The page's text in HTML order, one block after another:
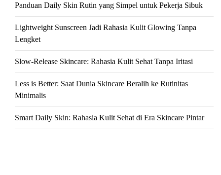
Panduan Daily Skin Rutin yang Simpel untuk Pekerja Sibuk
Lightweight Sunscreen Jadi Rahasia Kulit Glowing Tanpa
Lengket
Slow-Release Skincare: Rahasia Kulit Sehat Tanpa Iritasi
Less is Better: Saat Dunia Skincare Beralih ke Rutinitas
Minimalis
Smart Daily Skin: Rahasia Kulit Sehat di Era Skincare Pintar